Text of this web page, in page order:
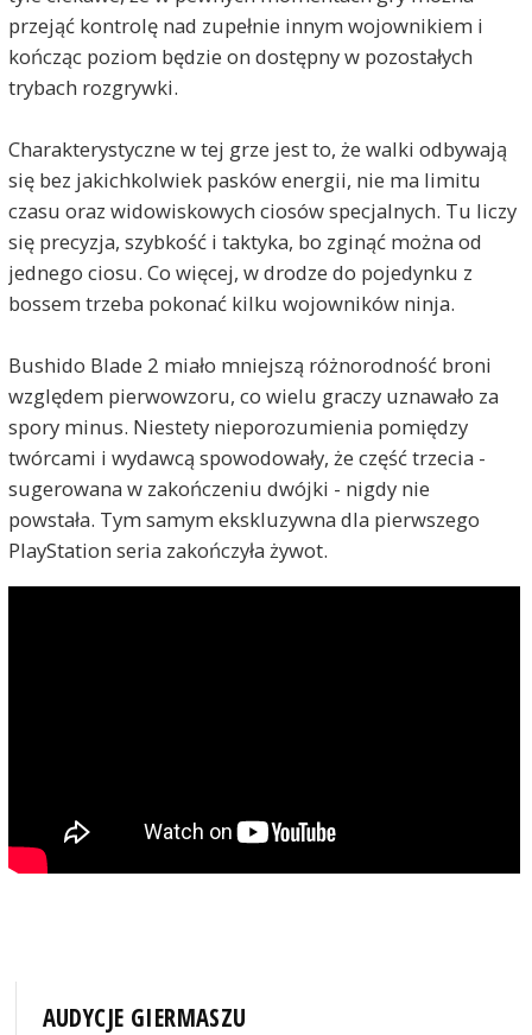
przejąć kontrolę nad zupełnie innym wojownikiem i
kończąc poziom będzie on dostępny w pozostałych
trybach rozgrywki.
Charakterystyczne w tej grze jest to, że walki odbywają
się bez jakichkolwiek pasków energii, nie ma limitu
czasu oraz widowiskowych ciosów specjalnych. Tu liczy
się precyzja, szybkość i taktyka, bo zginąć można od
jednego ciosu. Co więcej, w drodze do pojedynku z
bossem trzeba pokonać kilku wojowników ninja.
Bushido Blade 2 miało mniejszą różnorodność broni
względem pierwowzoru, co wielu graczy uznawało za
spory minus. Niestety nieporozumienia pomiędzy
twórcami i wydawcą spowodowały, że część trzecia -
sugerowana w zakończeniu dwójki - nigdy nie
powstała. Tym samym ekskluzywna dla pierwszego
PlayStation seria zakończyła żywot.
AUDYCJE GIERMASZU